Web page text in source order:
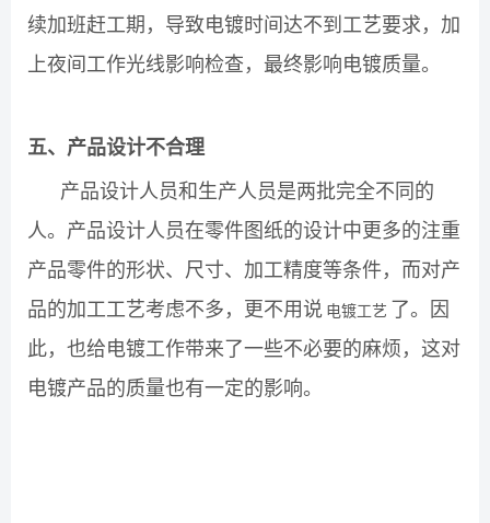
续加班赶工期，导致电镀时间达不到工艺要求，加
上夜间工作光线影响检查，最终影响电镀质量。
五、产品设计不合理
产品设计人员和生产人员是两批完全不同的
人。产品设计人员在零件图纸的设计中更多的注重
产品零件的形状、尺寸、加工精度等条件，而对产
品的加工工艺考虑不多，更不用说 电镀工艺
了。因
此，也给电镀工作带来了一些不必要的麻烦，这对
电镀产品的质量也有一定的影响。